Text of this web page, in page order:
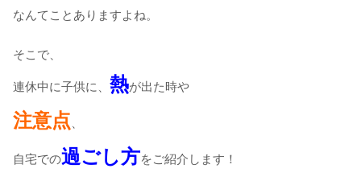
なんてことありますよね。
そこで、
連休中に子供に、 熱が出た時や
注意点
自宅での過ごし方をご紹介します！